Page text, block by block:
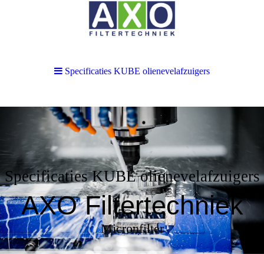
Specificaties KUBE olienevelafzuigers
AXO Filtertechniek
Micronfilter
Specificaties KUBE olienevelafzuigers